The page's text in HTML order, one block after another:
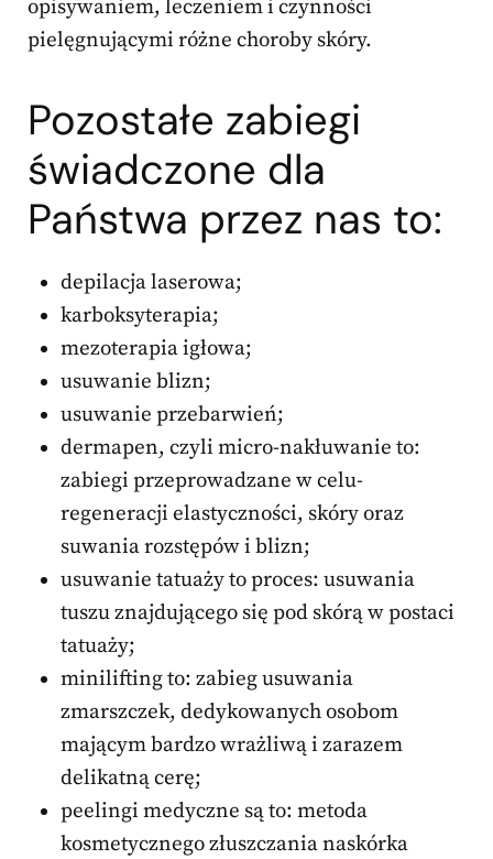
opisywaniem, leczeniem i czynności
pielęgnującymi różne choroby skóry.
Pozostałe zabiegi
świadczone dla
Państwa przez nas to:
depilacja laserowa;
karboksyterapia;
mezoterapia igłowa;
usuwanie blizn;
usuwanie przebarwień;
dermapen, czyli micro-nakłuwanie to:
zabiegi przeprowadzane w celu-
regeneracji elastyczności, skóry oraz
suwania rozstępów i blizn;
usuwanie tatuaży to proces: usuwania
tuszu znajdującego się pod skórą w postaci
tatuaży;
minilifting to: zabieg usuwania
zmarszczek, dedykowanych osobom
mającym bardzo wrażliwą i zarazem
delikatną cerę;
peelingi medyczne są to: metoda
kosmetycznego złuszczania naskórka